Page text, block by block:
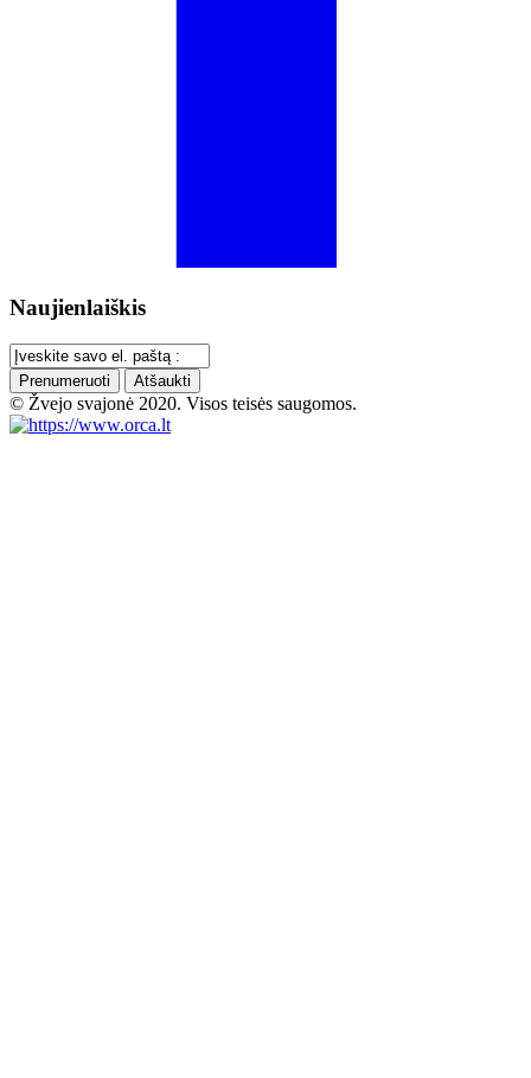
Naujienlaiškis
Prenumeruoti Atšaukti
© Žvejo svajonė 2020. Visos teisės saugomos.